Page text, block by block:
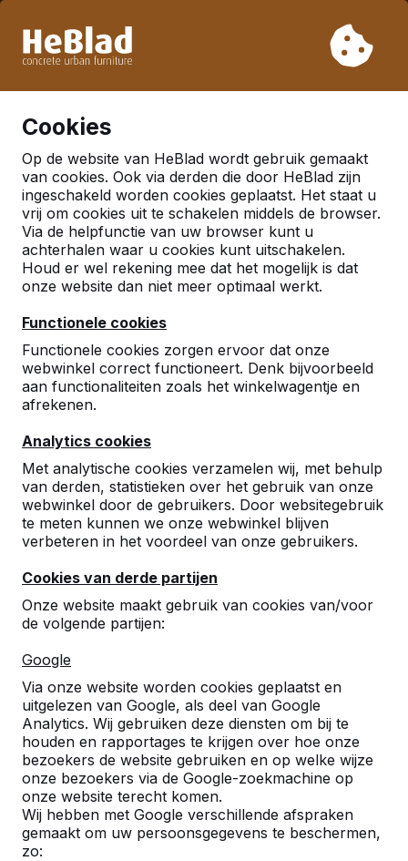
week 33. Houdt u daarom rekening met langere levertijden.
Cookies
Op de website van HeBlad wordt gebruik gemaakt
van cookies. Ook via derden die door HeBlad zijn
ingeschakeld worden cookies geplaatst. Het staat u
vrij om cookies uit te schakelen middels de browser.
Via de helpfunctie van uw browser kunt u
achterhalen waar u cookies kunt uitschakelen.
Houd er wel rekening mee dat het mogelijk is dat
onze website dan niet meer optimaal werkt.
Functionele cookies
Functionele cookies zorgen ervoor dat onze
webwinkel correct functioneert. Denk bijvoorbeeld
aan functionaliteiten zoals het winkelwagentje en
afrekenen.
Analytics cookies
Met analytische cookies verzamelen wij, met behulp
van derden, statistieken over het gebruik van onze
webwinkel door de gebruikers. Door websitegebruik
te meten kunnen we onze webwinkel blijven
verbeteren in het voordeel van onze gebruikers.
Cookies van derde partijen
Onze website maakt gebruik van cookies van/voor
de volgende partijen:
Google
Via onze website worden cookies geplaatst en
uitgelezen van Google, als deel van Google
Analytics. Wij gebruiken deze diensten om bij te
houden en rapportages te krijgen over hoe onze
bezoekers de website gebruiken en op welke wijze
onze bezoekers via de Google-zoekmachine op
onze website terecht komen.
Wij hebben met Google verschillende afspraken
gemaakt om uw persoonsgegevens te beschermen,
zo:
Al meer dan 30.000 producten verkocht
Betonnen tafeltennistafels,
bankjes en speltafels.
robuuste spel- en speeltafels.
Bekijk onze tafels -->
Ontdek ons complete
assortiment